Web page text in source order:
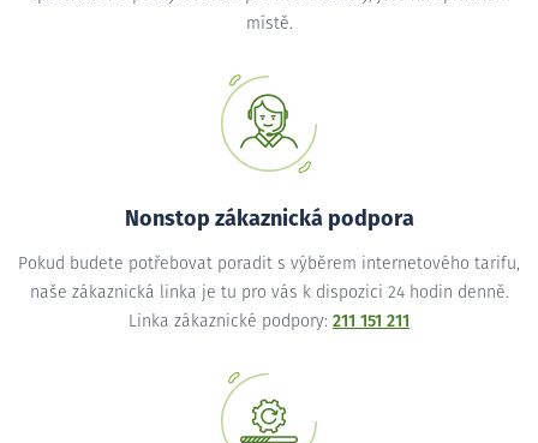
místě.
Nonstop zákaznická podpora
Pokud budete potřebovat poradit s výběrem internetového tarifu,
naše zákaznická linka je tu pro vás k dispozici 24 hodin denně.
Linka zákaznické podpory: 211 151 211